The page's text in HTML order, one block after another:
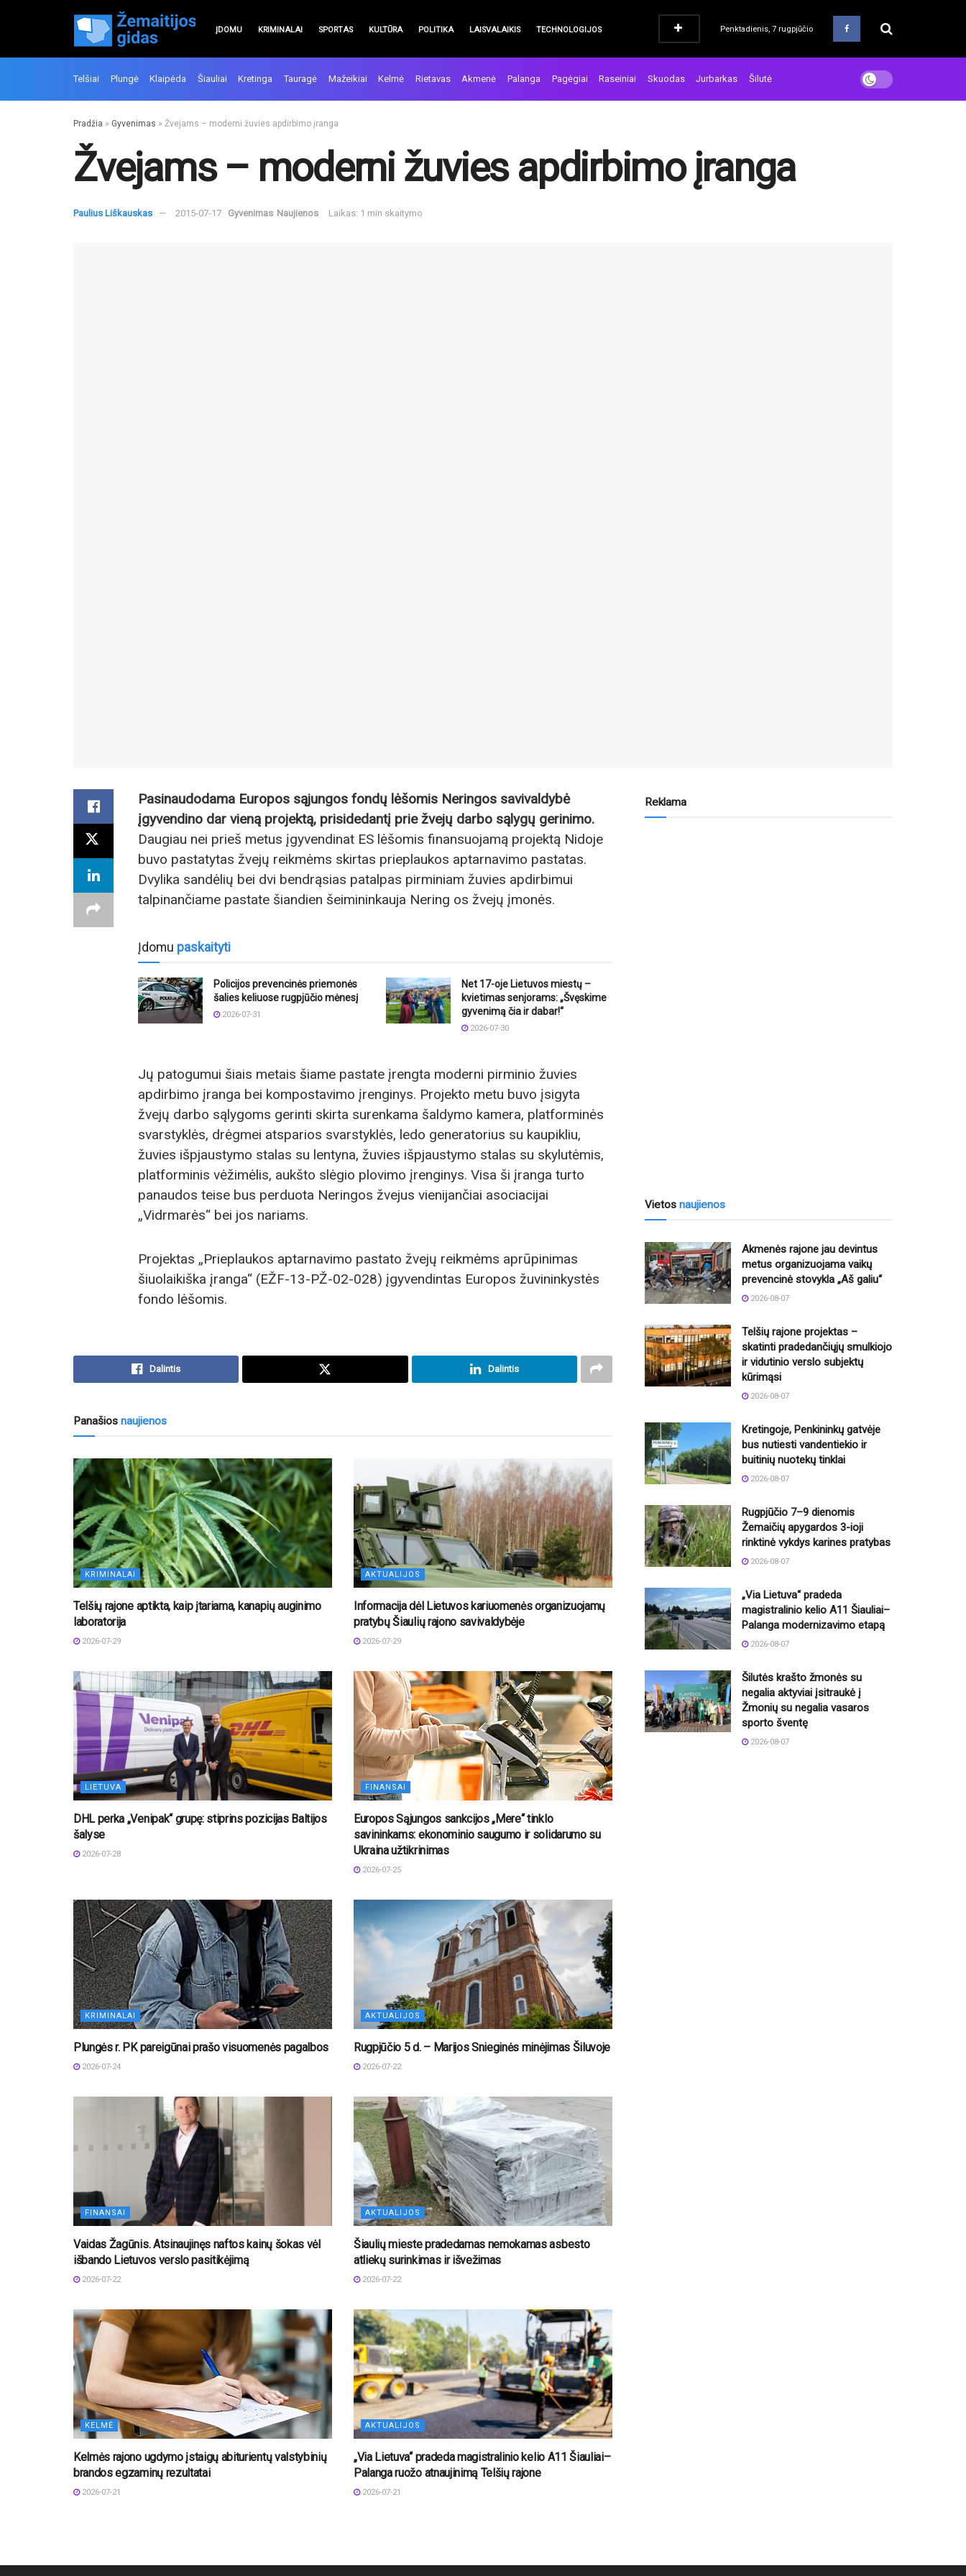
ĮDOMU KRIMINALAI SPORTAS KULTŪRA POLITIKA LAISVALAIKIS TECHNOLOGIJOS Penktadienis, 7 rugpjūčio
Telšiai Plungė Klaipėda Šiauliai Kretinga Tauragė Mažeikiai Kelmė Rietavas Akmenė Palanga Pagėgiai Raseiniai Skuodas Jurbarkas Šilutė
Pradžia » Gyvenimas » Žvejams – moderni žuvies apdirbimo įranga
Žvejams – moderni žuvies apdirbimo įranga
Paulius Liškauskas 2015-07-17 Gyvenimas Naujienos Laikas: 1 min skaitymo
Pasinaudodama Europos sąjungos fondų lėšomis Neringos savivaldybė
įgyvendino dar vieną projektą, prisidedantį prie žvejų darbo sąlygų gerinimo.
Daugiau nei prieš metus įgyvendinat ES lėšomis finansuojamą projektą Nidoje
buvo pastatytas žvejų reikmėms skirtas prieplaukos aptarnavimo pastatas.
Dvylika sandėlių bei dvi bendrąsias patalpas pirminiam žuvies apdirbimui
talpinančiame pastate šiandien šeimininkauja Nering os žvejų įmonės.
Įdomu paskaityti
Policijos prevencinės priemonės
šalies keliuose rugpjūčio mėnesį
2026-07-31
Net 17-oje Lietuvos miestų –
kvietimas senjorams: „Švęskime
gyvenimą čia ir dabar!“
2026-07-30
Jų patogumui šiais metais šiame pastate įrengta moderni pirminio žuvies
apdirbimo įranga bei kompostavimo įrenginys. Projekto metu buvo įsigyta
žvejų darbo sąlygoms gerinti skirta surenkama šaldymo kamera, platforminės
svarstyklės, drėgmei atsparios svarstyklės, ledo generatorius su kaupikliu,
žuvies išpjaustymo stalas su lentyna, žuvies išpjaustymo stalas su skylutėmis,
platforminis vėžimėlis, aukšto slėgio plovimo įrenginys. Visa ši įranga turto
panaudos teise bus perduota Neringos žvejus vienijančiai asociacijai
„Vidrmarės“ bei jos nariams.
Projektas „Prieplaukos aptarnavimo pastato žvejų reikmėms aprūpinimas
šiuolaikiška įranga“ (EŽF-13-PŽ-02-028) įgyvendintas Europos žuvininkystės
fondo lėšomis.
Dalintis Dalintis
Panašios naujienos
KRIMINALAI
Telšių rajone aptikta, kaip įtariama, kanapių auginimo
laboratorija
2026-07-29
AKTUALIJOS
Informacija dėl Lietuvos kariuomenės organizuojamų
pratybų Šiaulių rajono savivaldybėje
2026-07-29
LIETUVA
DHL perka „Venipak“ grupę: stiprins pozicijas Baltijos
šalyse
2026-07-28
FINANSAI
Europos Sąjungos sankcijos „Mere“ tinklo
savininkams: ekonominio saugumo ir solidarumo su
Ukraina užtikrinimas
2026-07-25
KRIMINALAI
Plungės r. PK pareigūnai prašo visuomenės pagalbos
2026-07-24
AKTUALIJOS
Rugpjūčio 5 d. – Marijos Snieginės minėjimas Šiluvoje
2026-07-22
FINANSAI
Vaidas Žagūnis. Atsinaujinęs naftos kainų šokas vėl
išbando Lietuvos verslo pasitikėjimą
2026-07-22
AKTUALIJOS
Šiaulių mieste pradedamas nemokamas asbesto
atliekų surinkimas ir išvežimas
2026-07-22
KELMĖ
Kelmės rajono ugdymo įstaigų abiturientų valstybinių
brandos egzaminų rezultatai
2026-07-21
AKTUALIJOS
„Via Lietuva“ pradeda magistralinio kelio A11 Šiauliai–
Palanga ruožo atnaujinimą Telšių rajone
2026-07-21
Reklama
Vietos naujienos
Akmenės rajone jau devintus
metus organizuojama vaikų
prevencinė stovykla „Aš galiu“
2026-08-07
Telšių rajone projektas –
skatinti pradedančiųjų smulkiojo
ir vidutinio verslo subjektų
kūrimąsi
2026-08-07
Kretingoje, Penkininkų gatvėje
bus nutiesti vandentiekio ir
buitinių nuotekų tinklai
2026-08-07
Rugpjūčio 7–9 dienomis
Žemaičių apygardos 3-ioji
rinktinė vykdys karines pratybas
2026-08-07
„Via Lietuva“ pradeda
magistralinio kelio A11 Šiauliai–
Palanga modernizavimo etapą
2026-08-07
Šilutės krašto žmonės su
negalia aktyviai įsitraukė į
Žmonių su negalia vasaros
sporto šventę
2026-08-07